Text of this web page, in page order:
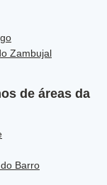
Zambujal
de áreas da
Barro